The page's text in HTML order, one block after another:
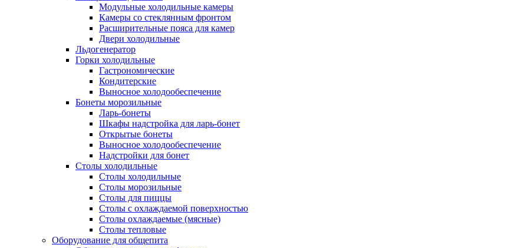
Модульные холодильные камеры
Камеры со стеклянным фронтом
Расширительные пояса для камер
Двери холодильные
Льдогенератор
Горки холодильные
Гастрономические
Кондитерские
Выносное холодообеспечение
Бонеты морозильные
Ларь-бонеты
Шкафы надстройка для ларь-бонет
Открытые бонеты
Выносное холодообеспечение
Надстройки для бонет
Столы холодильные
Столы холодильные
Столы морозильные
Столы для пиццы
Столы с охлаждаемой поверхностью
Столы охлаждаемые (мясные)
Столы тепловые
Оборудование для общепита